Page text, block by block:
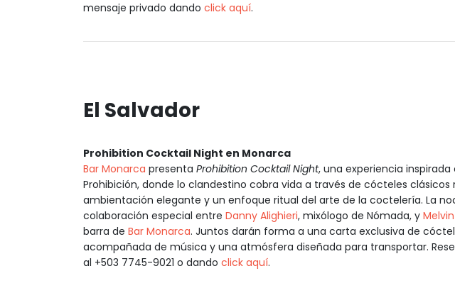
mensaje privado dando click aquí.
El Salvador
Prohibition Cocktail Night en Monarca
Bar Monarca presenta Prohibition Cocktail Night, una experiencia inspirada
Prohibición, donde lo clandestino cobra vida a través de cócteles clásicos
ambientación elegante y un enfoque ritual del arte de la coctelería. La
colaboración especial entre Danny Alighieri, mixólogo de Nómada, y
barra de Bar Monarca. Juntos darán forma a una carta exclusiva de
acompañada de música y una atmósfera diseñada para transportar.
al +503 7745-9021 o dando click aquí.